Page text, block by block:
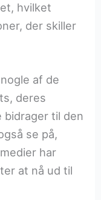
hvilket
der skiller
af de
deres
bidrager til den
se på,
har
at nå ud til